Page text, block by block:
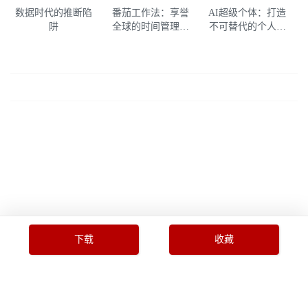
数据时代的推断陷
阱
番茄工作法：享誉
全球的时间管理系
AI超级个体：打造
不可替代的个人品
下载 收藏